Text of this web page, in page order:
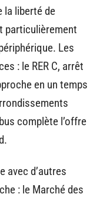
la liberté de
particulièrement
Les
: le RER C, arrêt
en un temps
complète l’offre
avec d’autres
: le Marché des